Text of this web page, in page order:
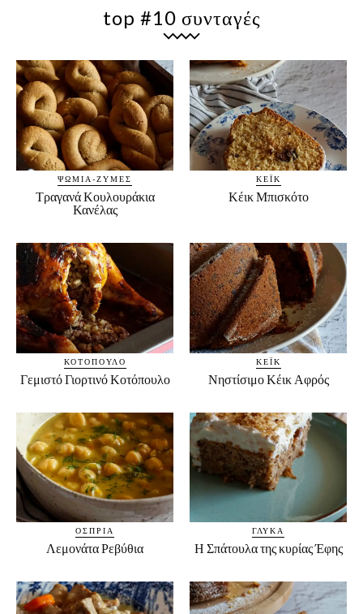
top #10 συνταγές
ΨΩΜΙΆ-ΖΎΜΕΣ
Τραγανά Κουλουράκια
Κανέλας
ΚΈΙΚ
Κέικ Μπισκότο
ΚΟΤΌΠΟΥΛΟ
Γεμιστό Γιορτινό Κοτόπουλο
ΚΈΙΚ
Νηστίσιμο Κέικ Αφρός
ΌΣΠΡΙΑ
Λεμονάτα Ρεβύθια
ΓΛΥΚΆ
Η Σπάτουλα της κυρίας Έφης